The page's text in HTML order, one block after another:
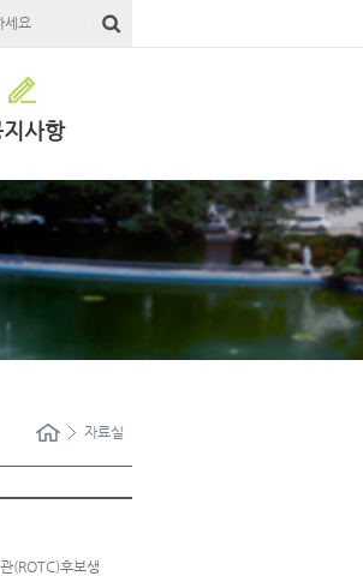
사항
자료실
(ROTC)후보생